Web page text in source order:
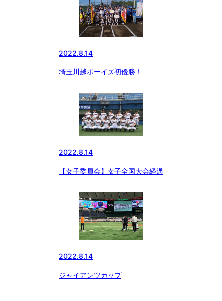
2022.8.14
埼玉川越ボーイズ初優勝！
2022.8.14
【女子委員会】女子全国大会経過
2022.8.14
ジャイアンツカップ